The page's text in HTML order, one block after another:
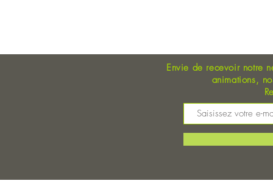
Envie de recevoir notre
animations,